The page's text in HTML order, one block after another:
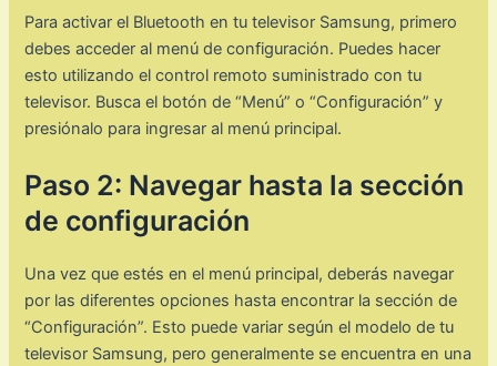
Para activar el Bluetooth en tu televisor Samsung, primero
debes acceder al menú de configuración. Puedes hacer
esto utilizando el control remoto suministrado con tu
televisor. Busca el botón de “Menú” o “Configuración” y
presiónalo para ingresar al menú principal.
Paso 2: Navegar hasta la sección
de configuración
Una vez que estés en el menú principal, deberás navegar
por las diferentes opciones hasta encontrar la sección de
“Configuración”. Esto puede variar según el modelo de tu
televisor Samsung, pero generalmente se encuentra en una